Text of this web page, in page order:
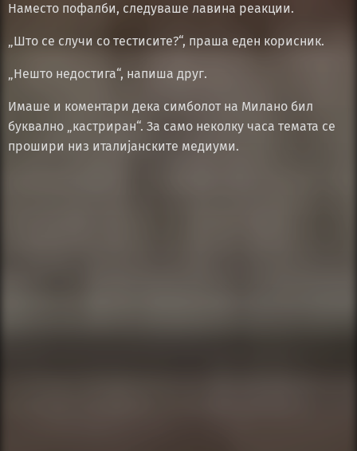
Наместо пофалби, следуваше лавина реакции.
„Што се случи со тестисите?“, праша еден корисник.
„Нешто недостига“, напиша друг.
Имаше и коментари дека симболот на Милано бил
буквално „кастриран“. За само неколку часа темата се
прошири низ италијанските медиуми.